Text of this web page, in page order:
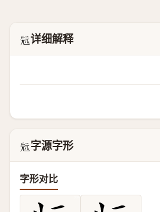
𠒑详细解释
𠒑字源字形
字形对比